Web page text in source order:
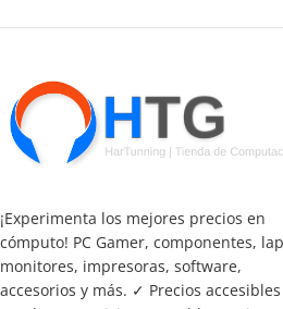
¡Experimenta los mejores precios en
cómputo! PC Gamer, componentes,
monitores, impresoras, software,
accesorios y más. ✓ Precios